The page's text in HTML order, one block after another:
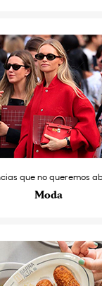
que no queremos
Moda